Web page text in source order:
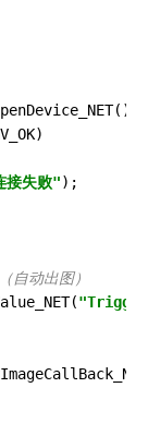
接失败");
动出图）